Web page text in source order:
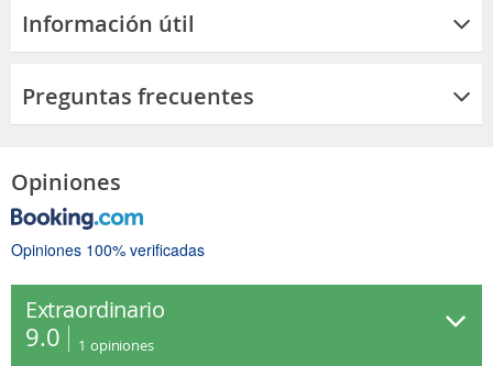
Información útil
Preguntas frecuentes
Opiniones
Opiniones 100% verificadas
Extraordinario
9.0 1 opiniones